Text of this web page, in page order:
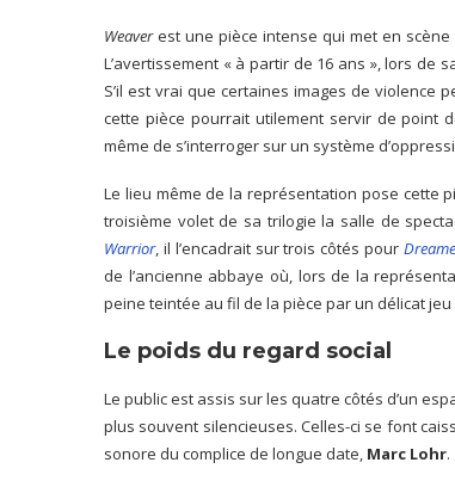
Weaverest une pièce intense qui met en scène
L’avertissement « à partir de 16 ans », lors de
S’il est vrai que certaines images de
cette pièce pourrait utilement servir de point
même de s’interroger sur un système
Le lieu même de la représentation pose cette
troisième volet de sa trilogie la salle de
Warrior, il l’encadrait sur trois côtés pour
de l’ancienne abbaye où, lors de la
peine teintée au fil de la pièce par un délicat
Le poids du regard social
Le public est assis sur les quatre côtés d’un
plus souvent silencieuses. Celles-ci se font
sonore du complice de longue date, Marc Lohr